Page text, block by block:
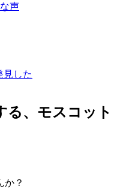
声
見した
る、モスコット
か？